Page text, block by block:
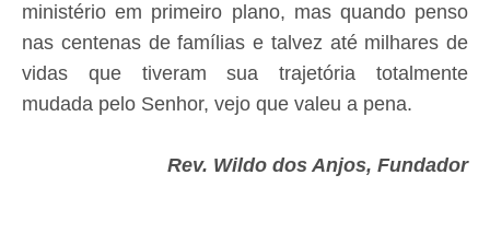
ministério em primeiro plano, mas quando penso
nas centenas de famílias e talvez até milhares de
vidas que tiveram sua trajetória totalmente
mudada pelo Senhor, vejo que valeu a pena.
Rev. Wildo dos Anjos, Fundador